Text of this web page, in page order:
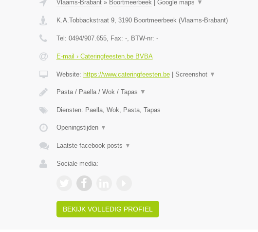
Vlaams-Brabant» Boortmeerbeek| Google maps ▼
K.A.Tobbackstraat 9, 3190 Boortmeerbeek(Vlaams-Brabant)
Tel: 0494/907.655, Fax: -, BTW-nr: -
E-mail › Cateringfeesten.be BVBA
Website: https://www.cateringfeesten.be| Screenshot ▼
Pasta / Paella / Wok / Tapas ▼
Diensten: Paella, Wok, Pasta, Tapas
Openingstijden ▼
Laatste facebook posts ▼
Sociale media:
BEKIJK VOLLEDIG PROFIEL